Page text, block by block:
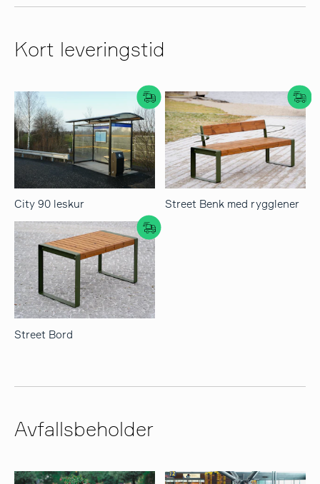
Kort leveringstid
City 90 leskur Street Benk med rygglener
Street Bord
Avfallsbeholder